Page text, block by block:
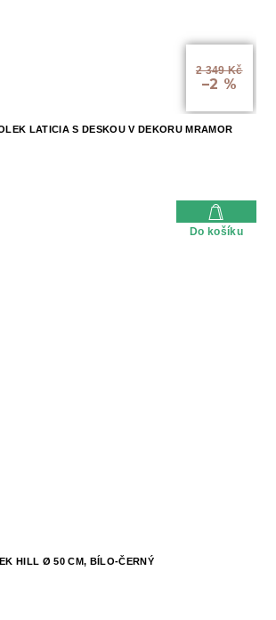
2 349 Kč
–2 %
LATICIA S DESKOU V DEKORU MRAMOR
Do košíku
HILL Ø 50 CM, BÍLO-ČERNÝ